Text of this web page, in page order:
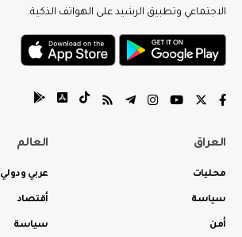
الاجتماعي وتطبيق الرشيد على الهواتف الذكية.
العراق
محليات
سياسة
أمن
العالم
عربي ودولي
أقتصاد
سياسة